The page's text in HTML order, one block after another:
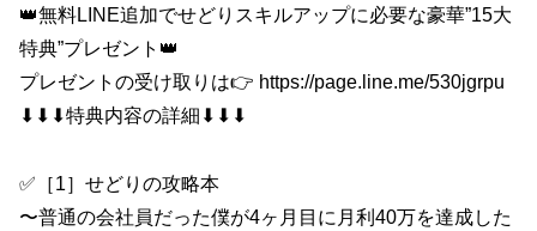
👑無料LINE追加でせどりスキルアップに必要な豪華”15大
特典”プレゼント👑
プレゼントの受け取りは👉 https://page.line.me/530jgrpu
⬇︎⬇︎⬇︎特典内容の詳細⬇︎⬇︎⬇︎
✅［1］せどりの攻略本
〜普通の会社員だった僕が4ヶ月目に月利40万を達成した